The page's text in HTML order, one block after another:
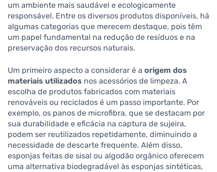
um ambiente mais saudável e ecologicamente
responsável. Entre os diversos produtos disponíveis, há
algumas categorias que merecem destaque, pois têm
um papel fundamental na redução de resíduos e na
preservação dos recursos naturais.
Um primeiro aspecto a considerar é a origem dos
materiais utilizados nos acessórios de limpeza. A
escolha de produtos fabricados com materiais
renováveis ou reciclados é um passo importante. Por
exemplo, os panos de microfibra, que se destacam por
sua durabilidade e eficácia na captura de sujeira,
podem ser reutilizados repetidamente, diminuindo a
necessidade de descarte frequente. Além disso,
esponjas feitas de sisal ou algodão orgânico oferecem
uma alternativa biodegradável às esponjas sintéticas,